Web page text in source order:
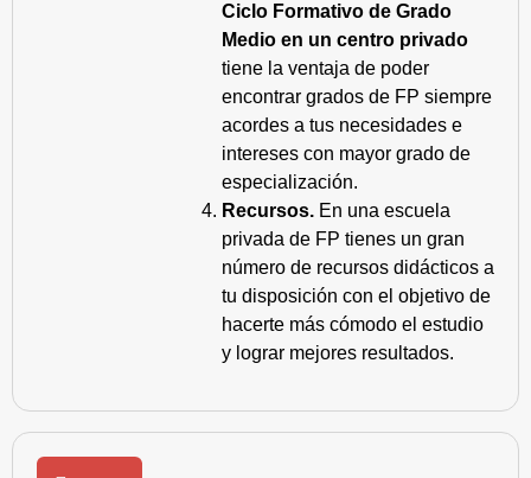
Ciclo Formativo de Grado
Medio en un centro privado
tiene la ventaja de poder
encontrar grados de FP siempre
acordes a tus necesidades e
intereses con mayor grado de
especialización.
Recursos. En una escuela
privada de FP tienes un gran
número de recursos didácticos a
tu disposición con el objetivo de
hacerte más cómodo el estudio
y lograr mejores resultados.